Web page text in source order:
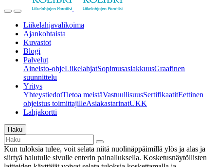
Liikelahjavalikoima
Ajankohtaista
Kuvastot
Blogi
Palvelut
Aineisto-ohjeLiikelahjatSopimusasiakkuusGraafinen
suunnittelu
Yritys
YhteystiedotTietoa meistäVastuullisuusSertifikaatitEettinen
ohjeistus toimittajilleAsiakastarinatUKK
Lahjakortti
Haku
Kun tuloksia tulee, voit selata niitä nuolinäppäimillä ylös ja alas ja
siirtyä halutulle sivulle enterin painalluksella. Kosketusnäytöllisten